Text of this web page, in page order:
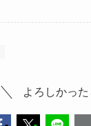
よろしかっ